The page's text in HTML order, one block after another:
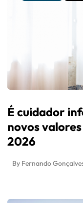
É cuidador
novos
2026
By Fernando